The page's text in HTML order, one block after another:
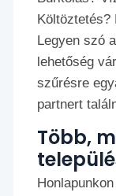
Legyen szó
lehetőség
szűrésre
partnert
Több,